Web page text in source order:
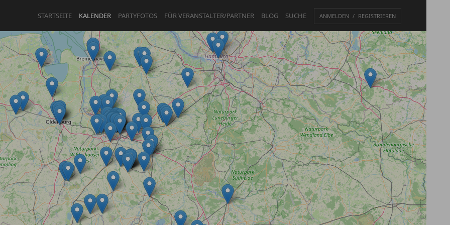
ANMELDEN REGISTRIEREN
STARTSEITE KALENDER PARTYFOTOS FÜR VERANSTALTER/PARTNER BLOG SUCHE
ANMELDENODERREGISTRIEREN
Angemeldet bleiben
ANMELDEN
Registrieren
Benutzername vergessen